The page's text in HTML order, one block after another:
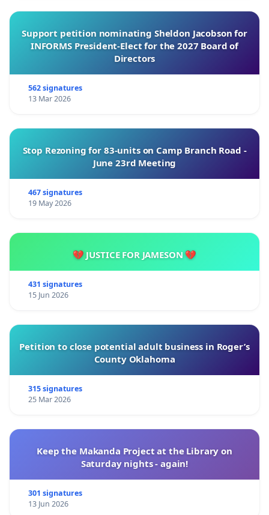
Support petition nominating Sheldon Jacobson for
INFORMS President-Elect for the 2027 Board of
Directors
562 signatures
13 Mar 2026
Stop Rezoning for 83-units on Camp Branch Road -
June 23rd Meeting
467 signatures
19 May 2026
💔 JUSTICE FOR JAMESON 💔
431 signatures
15 Jun 2026
Petition to close potential adult business in Roger’s
County Oklahoma
315 signatures
25 Mar 2026
Keep the Makanda Project at the Library on
Saturday nights - again!
301 signatures
13 Jun 2026